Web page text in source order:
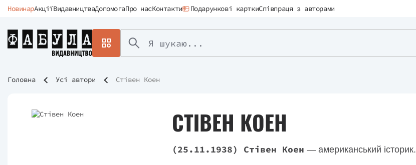
НовинарАкціїВидавництваДопомогаПро насКонтакти Подарункові карткиСпівпраця з авторами
Головна Усі автори Стівен Коен
СТІВЕН КОЕН
(25.11.1938) Стівен Коен — американський історик.